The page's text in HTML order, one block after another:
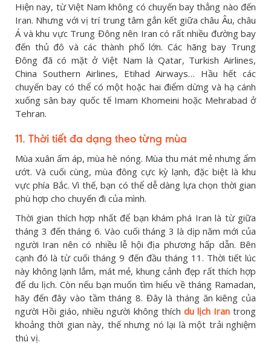
Hiện nay, từ Việt Nam không có chuyến bay thẳng nào đến
Iran. Nhưng với vị trí trung tâm gắn kết giữa châu Âu, châu
Á và khu vực Trung Đông nên Iran có rất nhiều đường bay
đến thủ đô và các thành phố lớn. Các hãng bay Trung
Đông đã có mặt ở Việt Nam là Qatar, Turkish Airlines,
China Southern Airlines, Etihad Airways… Hầu hết các
chuyến bay có thể có một hoặc hai điểm dừng và hạ cánh
xuống sân bay quốc tế Imam Khomeini hoặc Mehrabad ở
Tehran.
11. Thời tiết đa dạng theo từng mùa
Mùa xuân ấm áp, mùa hè nóng. Mùa thu mát mẻ nhưng ẩm
ướt. Và cuối cùng, mùa đông cực kỳ lạnh, đặc biệt là khu
vực phía Bắc. Vì thế, bạn có thể dễ dàng lựa chọn thời gian
phù hợp cho chuyến đi của mình.
Thời gian thích hợp nhất để bạn khám phá Iran là từ giữa
tháng 3 đến tháng 6. Vào cuối tháng 3 là dịp năm mới của
người Iran nên có nhiều lễ hội địa phương hấp dẫn. Bên
cạnh đó là từ cuối tháng 9 đến đầu tháng 11. Thời tiết lúc
này không lạnh lắm, mát mẻ, khung cảnh đẹp rất thích hợp
để du lịch. Còn nếu bạn muốn tìm hiểu về tháng Ramadan,
hãy đến đây vào tầm tháng 8. Đây là tháng ăn kiêng của
người Hồi giáo, nhiều người không thích du lịch Irantrong
khoảng thời gian này, thế nhưng nó lại là một trải nghiệm
thú vị.